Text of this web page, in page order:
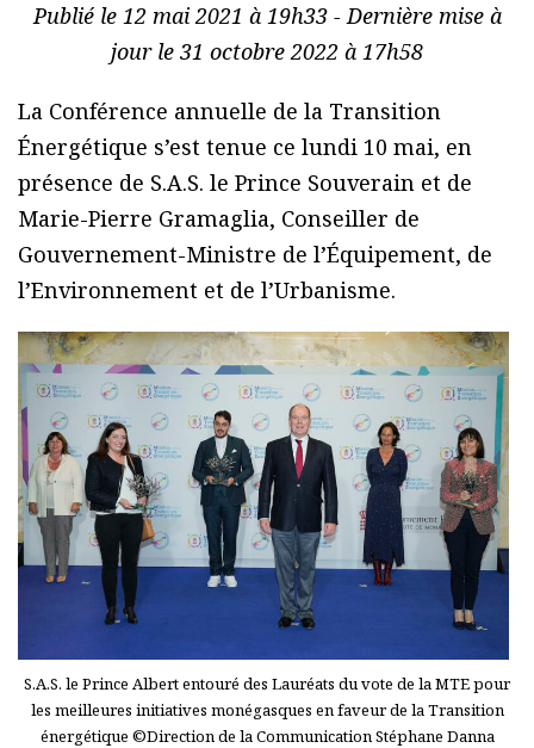
Publié le 12 mai 2021 à 19h33 - Dernière mise à
jour le 31 octobre 2022 à 17h58
La Conférence annuelle de la Transition
Énergétique s’est tenue ce lundi 10 mai, en
présence de S.A.S. le Prince Souverain et de
Marie-Pierre Gramaglia, Conseiller de
Gouvernement-Ministre de l’Équipement, de
l’Environnement et de l’Urbanisme.
S.A.S. le Prince Albert entouré des Lauréats du vote de la MTE pour
les meilleures initiatives monégasques en faveur de la Transition
énergétique ©Direction de la Communication Stéphane Danna